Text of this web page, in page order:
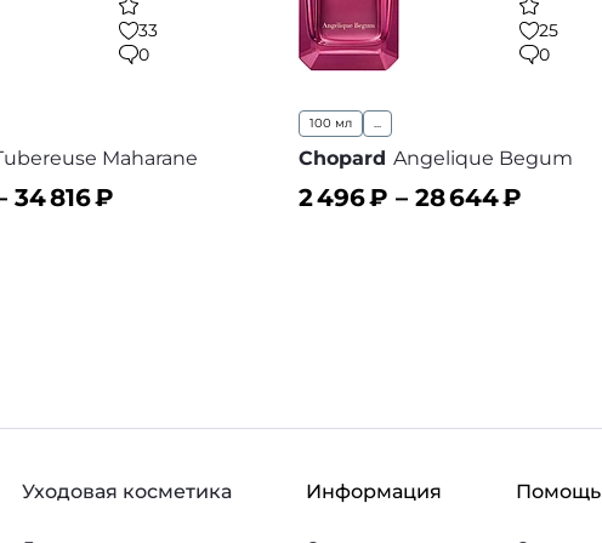
33
0
Maharane
34 816₽
25
0
100 мл ...
Chopard Angelique Begum
2 496₽ – 28 644₽
Уходовая косметика Информация Помощь